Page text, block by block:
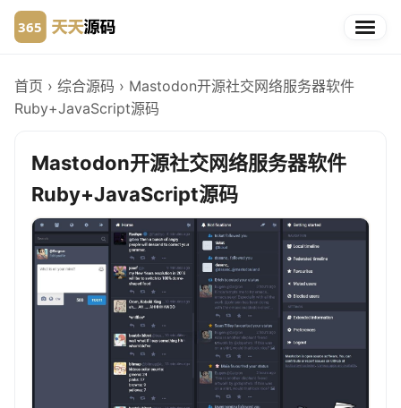
首页 › 综合源码 › Mastodon开源社交网络服务器软件
Ruby+JavaScript源码
Mastodon开源社交网络服务器软件
Ruby+JavaScript源码